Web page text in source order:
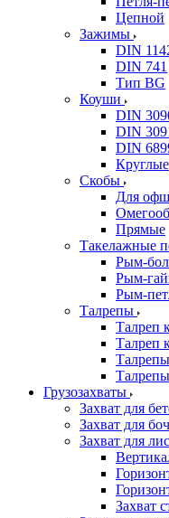
Цепной
Зажимы
DIN
DIN 741
Тип BG
Коуши
DIN
DIN
DIN
Круглые
Скобы
Для
Прямые
Такелажные
Рым-
Рым-
Рым-
Талрепы
Талреп
Талреп
Грузозахваты
Захват для
Захват для
Захват для
Захват